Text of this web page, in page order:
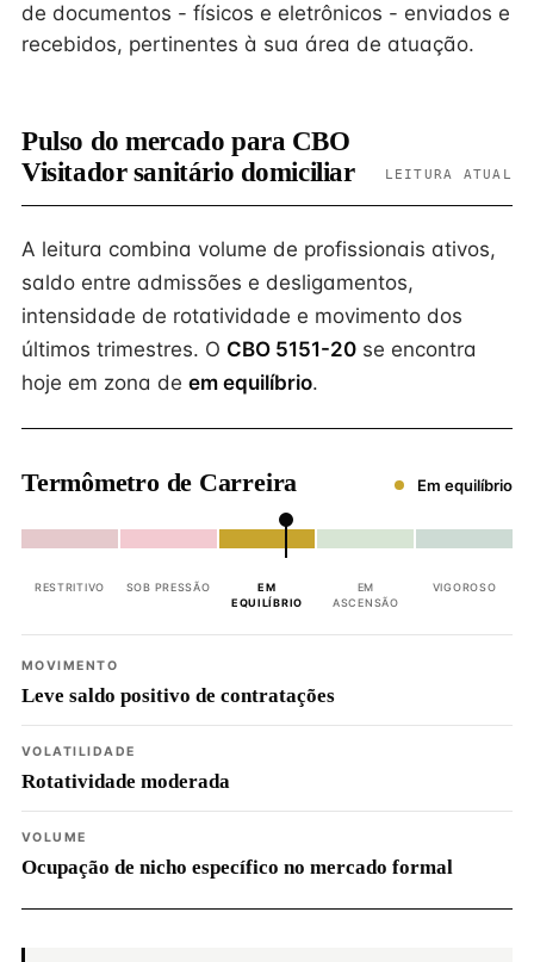
de documentos - físicos e eletrônicos - enviados e
recebidos, pertinentes à sua área de atuação.
Pulso do mercado para CBO
Visitador sanitário domiciliar
LEITURA ATUAL
A leitura combina volume de profissionais ativos,
saldo entre admissões e desligamentos,
intensidade de rotatividade e movimento dos
últimos trimestres. O CBO 5151-20 se encontra
hoje em zona de em equilíbrio.
Termômetro de Carreira Em equilíbrio
RESTRITIVO SOB PRESSÃO
EM
EQUILÍBRIO
EM
ASCENSÃO
VIGOROSO
MOVIMENTO
Leve saldo positivo de contratações
VOLATILIDADE
Rotatividade moderada
VOLUME
Ocupação de nicho específico no mercado formal